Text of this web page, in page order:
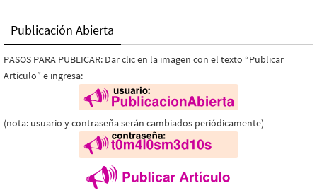
Publicación Abierta
PASOS PARA PUBLICAR: Dar clic en la imagen con el texto “Publicar
Artículo” e ingresa:
(nota: usuario y contraseña serán cambiados periódicamente)